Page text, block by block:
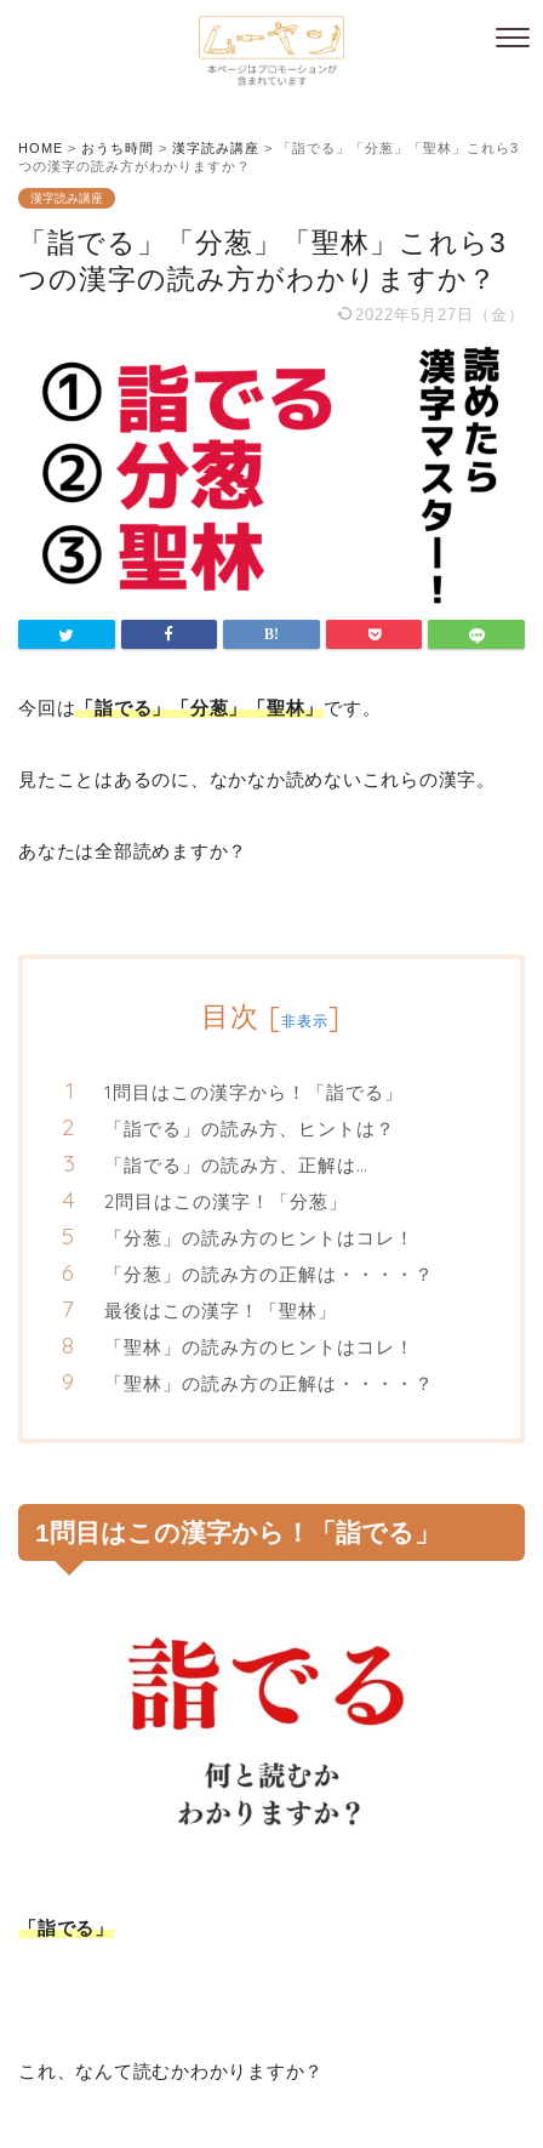
HOME > おうち時間 > 漢字読み講座 >
「詣でる」「分葱」「聖林」これら3
つの漢字の読み方がわかりますか？
漢字読み講座
「詣でる」「分葱」「聖林」これら3
つの漢字の読み方がわかりますか？
2022年5月27日（金）
今回は「詣でる」「分葱」「聖林」です。
見たことはあるのに、なかなか読めないこれらの漢字。
あなたは全部読めますか？
目次 [非表示]
1問目はこの漢字から！「詣でる」
「詣でる」の読み方、ヒントは？
「詣でる」の読み方、正解は…
2問目はこの漢字！「分葱」
「分葱」の読み方のヒントはコレ！
「分葱」の読み方の正解は・・・・？
最後はこの漢字！「聖林」
「聖林」の読み方のヒントはコレ！
「聖林」の読み方の正解は・・・・？
1問目はこの漢字から！「詣でる」
「詣でる」
これ、なんて読むかわかりますか？